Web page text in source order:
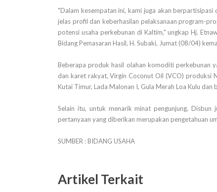
"Dalam kesempatan ini, kami juga akan
jelas profil dan keberhasilan pelaksanaan program-
potensi usaha perkebunan di Kaltim," ungkap Hj.
Bidang Pemasaran Hasil, H. Subaki, Jumat (08/04)
Beberapa produk hasil olahan komoditi perkebunan
dan karet rakyat, Virgin Coconut Oil (VCO) produksi
Kutai Timur, Lada Malonan I, Gula Merah Loa Kulu
Selain itu, untuk menarik minat pengunjung, Disbun
pertanyaan yang diberikan merupakan pengetahuan
SUMBER : BIDANG USAHA
Artikel Terkait